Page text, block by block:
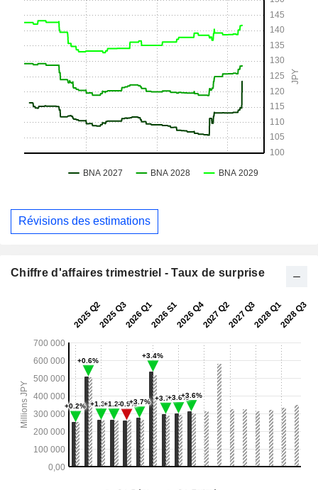
Révisions des estimations
Chiffre d'affaires trimestriel - Taux de surprise